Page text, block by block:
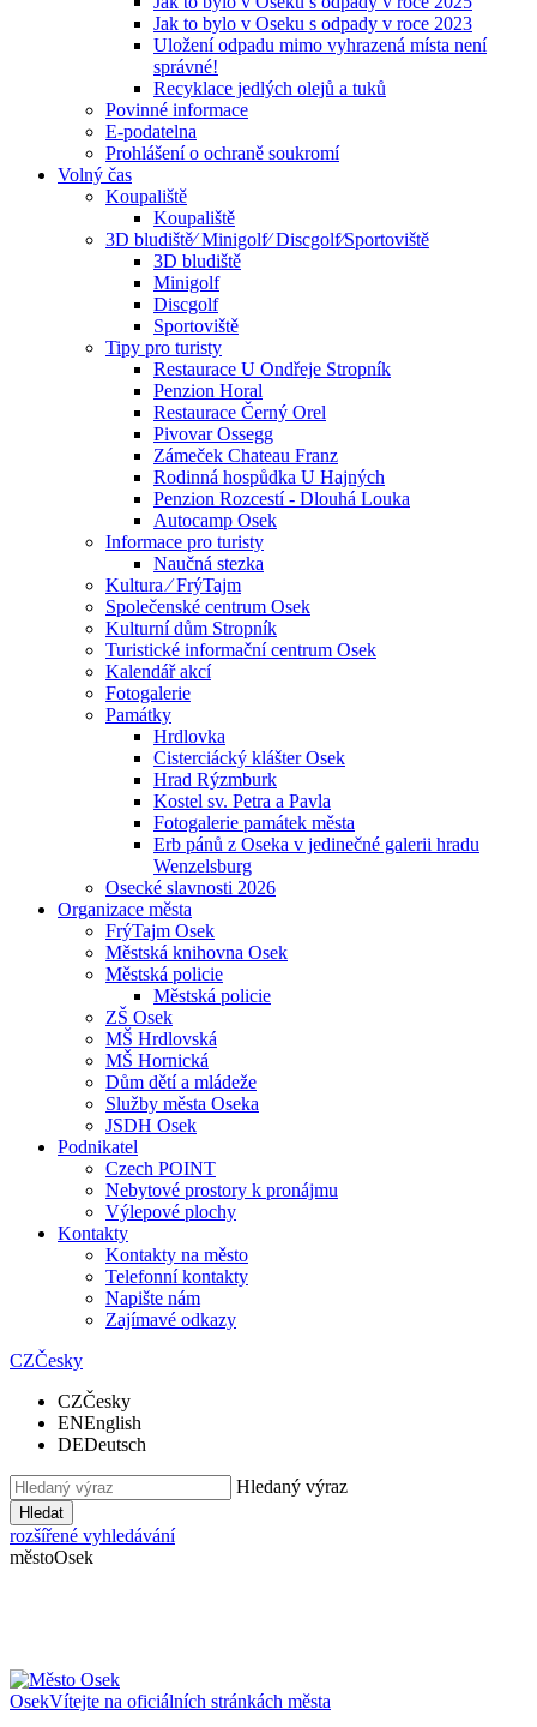
Jak to bylo v Oseku s odpady v roce 2023
Uložení odpadu mimo vyhrazená místa není
správné!
Recyklace jedlých olejů a tuků
Povinné informace
E-podatelna
Prohlášení o ochraně soukromí
Volný čas
Koupaliště
Koupaliště
3D bludiště⁄ Minigolf⁄ Discgolf⁄Sportoviště
3D bludiště
Minigolf
Discgolf
Sportoviště
Tipy pro turisty
Restaurace U Ondřeje Stropník
Penzion Horal
Restaurace Černý Orel
Pivovar Ossegg
Zámeček Chateau Franz
Rodinná hospůdka U Hajných
Penzion Rozcestí - Dlouhá Louka
Autocamp Osek
Informace pro turisty
Naučná stezka
Kultura ⁄ FrýTajm
Společenské centrum Osek
Kulturní dům Stropník
Turistické informační centrum Osek
Kalendář akcí
Fotogalerie
Památky
Hrdlovka
Cisterciácký klášter Osek
Hrad Rýzmburk
Kostel sv. Petra a Pavla
Fotogalerie památek města
Erb pánů z Oseka v jedinečné galerii hradu
Wenzelsburg
Osecké slavnosti 2026
Organizace města
FrýTajm Osek
Městská knihovna Osek
Městská policie
Městská policie
ZŠ Osek
MŠ Hrdlovská
MŠ Hornická
Dům dětí a mládeže
Služby města Oseka
JSDH Osek
Podnikatel
Czech POINT
Nebytové prostory k pronájmu
Výlepové plochy
Kontakty
Kontakty na město
Telefonní kontakty
Napište nám
Zajímavé odkazy
CZČesky
CZČesky
ENEnglish
DEDeutsch
Hledaný výraz
Hledat
rozšířené vyhledávání
městoOsek
OsekVítejte na oficiálních stránkách města